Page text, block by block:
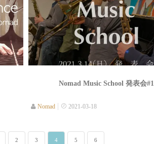
Nomad Music School 発表会#1
Nomad 2021-03-18
2 3 4 5 6